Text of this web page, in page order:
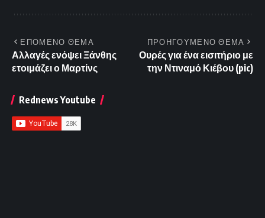
ΕΠΟΜΕΝΟ ΘΕΜΑ
Αλλαγές ενόψει Ξάνθης
ετοιμάζει ο Μαρτίνς
ΠΡΟΗΓΟΥΜΕΝΟ ΘΕΜΑ
Ουρές για ένα εισιτήριο με
την Ντιναμό Κιέβου (pic)
Rednews Youtube